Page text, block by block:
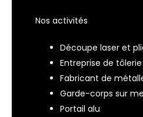
Nos activités
Découpe laser et
Entreprise de
Fabricant de
Garde-corps sur
Portail alu